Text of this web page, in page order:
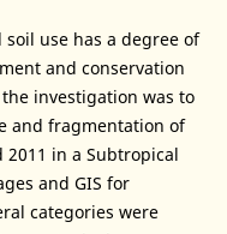
use has a degree of
and conservation
investigation was to
and fragmentation of
in a Subtropical
and GIS for
categories were